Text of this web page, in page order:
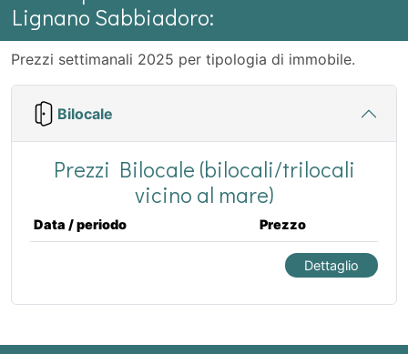
Lignano Sabbiadoro:
Prezzi settimanali 2025 per tipologia di immobile.
Bilocale
Prezzi Bilocale (bilocali/trilocali
vicino al mare)
Data / periodo Prezzo
Dettaglio